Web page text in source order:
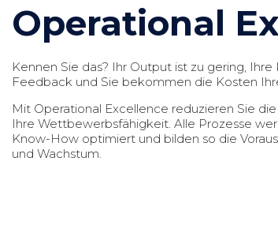
Operational
Kennen Sie das? Ihr Output ist zu gering,
Feedback und Sie bekommen die Kosten
Mit Operational Excellence reduzieren Sie
Ihre Wettbewerbsfähigkeit. Alle Prozesse
Know-How optimiert und bilden so die
und Wachstum.